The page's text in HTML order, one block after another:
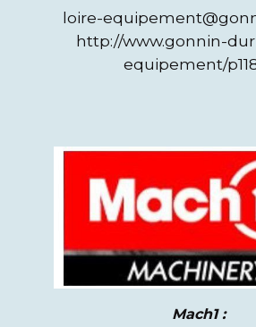
loire-
http://www.gonnin-
equipement/
Mach1 :